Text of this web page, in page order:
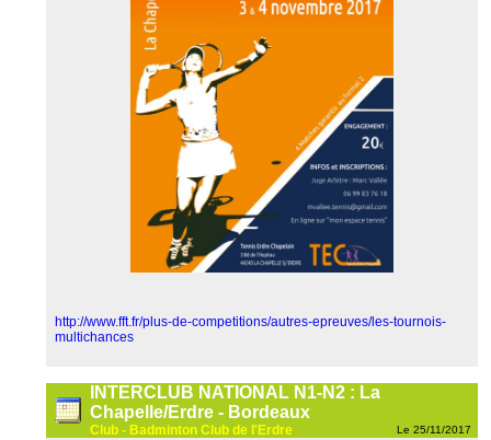
http://www.fft.fr/plus-de-competitions/autres-epreuves/les-tournois-
multichances
INTERCLUB NATIONAL N1-N2 : La
Chapelle/Erdre - Bordeaux
Club - Badminton Club de l'Erdre Le 25/11/2017